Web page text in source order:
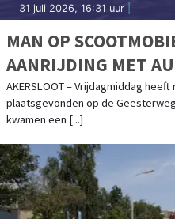
31 juli 2026, 16:31 uur
MAN OP
AANRIJDING MET
AKERSLOOT – Vrijdagmiddag
plaatsgevonden op de
kwamen een [...]